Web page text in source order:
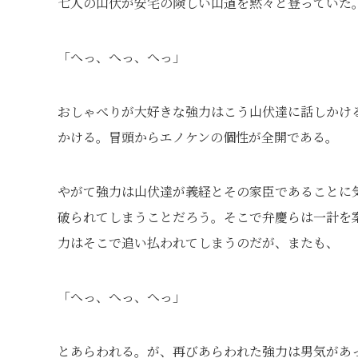
「へっ、へっ、へっ」
おしゃべりが大好きな強力はこう山伏達に話しか
かける。冒頭からエノケンの個性が全開である。
やがて強力は山伏達が義経とその家臣であること
破られてしまうことだろう。そこで弁慶らは一計
力はそこで追い払われてしまうのだが、またも、
「へっ、へっ、へっ」
とあらわれる。が、再びあらわれた強力は男気があ